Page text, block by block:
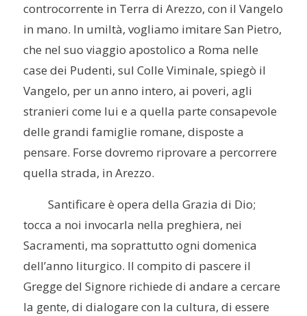
controcorrente in Terra di Arezzo, con il Vangelo
in mano. In umiltà, vogliamo imitare San Pietro,
che nel suo viaggio apostolico a Roma nelle
case dei Pudenti, sul Colle Viminale, spiegò il
Vangelo, per un anno intero, ai poveri, agli
stranieri come lui e a quella parte consapevole
delle grandi famiglie romane, disposte a
pensare. Forse dovremo riprovare a percorrere
quella strada, in Arezzo.
Santificare è opera della Grazia di Dio;
tocca a noi invocarla nella preghiera, nei
Sacramenti, ma soprattutto ogni domenica
dell’anno liturgico. Il compito di pascere il
Gregge del Signore richiede di andare a cercare
la gente, di dialogare con la cultura, di essere